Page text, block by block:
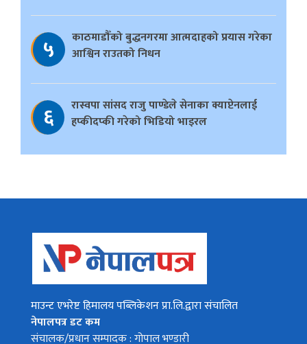
५
काठमाडौँको बुद्धनगरमा आत्मदाहको प्रयास गरेका
आश्विन राउतको निधन
६
रास्वपा सांसद राजु पाण्डेले सेनाका क्याप्टेनलाई
हप्कीदप्की गरेको भिडियो भाइरल
माउन्ट एभरेष्ट हिमालय पब्लिकेशन प्रा.लि.द्वारा संचालित
नेपालपत्र डट कम
संचालक/प्रधान सम्पादक : गोपाल भण्डारी